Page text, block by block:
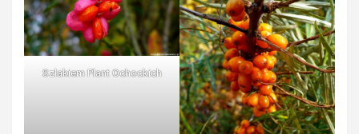
Szlakiem Plant Ochockich